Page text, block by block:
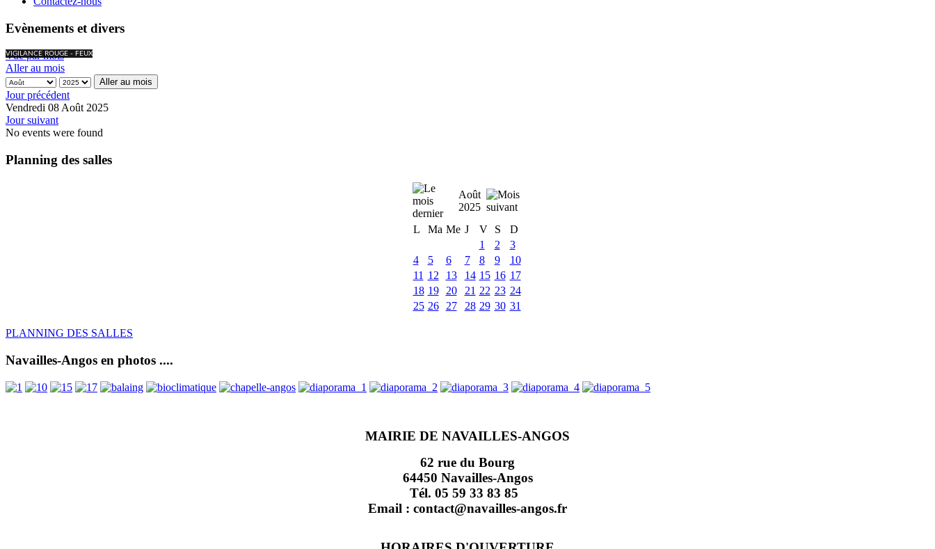
Evènements et divers
VIGILANCE ROUGE - FEUX
Vue par mois
Aller au mois
Aller au mois
Jour précédent
Vendredi 08 Août 2025
Jour suivant
No events were found
Planning des salles
Août
2025
L
Ma Me J V S
D
1
2
3
4
5 6 7 8 9
10
11 12 13 14 15 16 17
18 19 20 21 22 23 24
25 26 27 28 29 30 31
PLANNING DES SALLES
Navailles-Angos en photos ....
MAIRIE DE NAVAILLES-ANGOS
62 rue du Bourg
64450 Navailles-Angos
Tél. 05 59 33 83 85
Email : contact@navailles-angos.fr